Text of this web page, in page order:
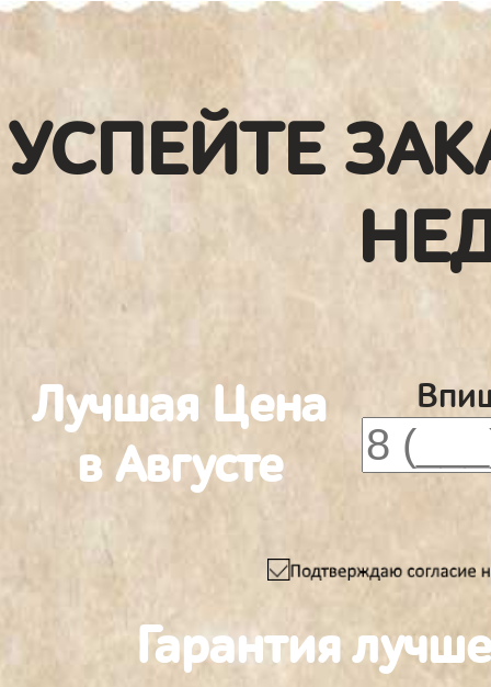
УСПЕЙТЕ
Лучшая Цена
в Августе
Гарантия